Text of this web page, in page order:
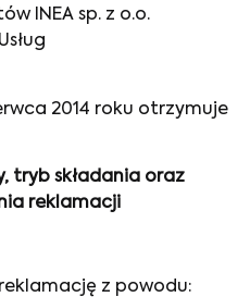
INEA sp. z o.o.
2014 roku otrzymuje
tryb składania oraz
reklamacji
z powodu: